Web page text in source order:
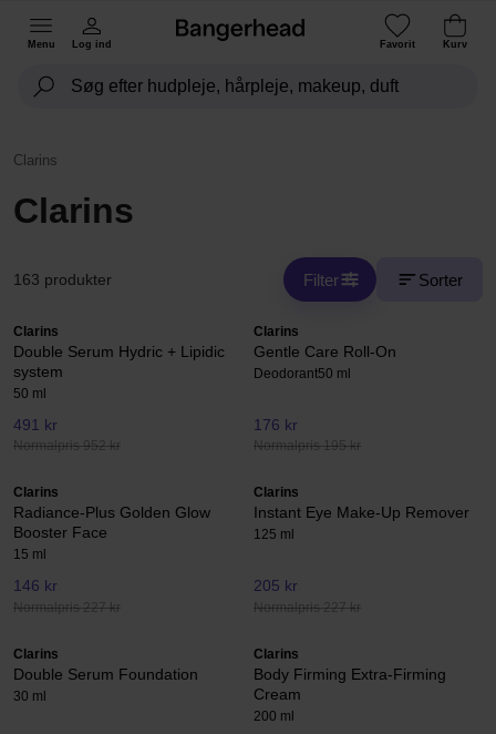
Menu Log ind Favorit Kurv
Clarins
Clarins
163 produkter Filter Sorter
Clarins
Double Serum Hydric + Lipidic
system
50 ml
491 kr
Normalpris 952 kr
Clarins
Gentle Care Roll-On
Deodorant50 ml
176 kr
Normalpris 195 kr
Clarins
Radiance-Plus Golden Glow
Booster Face
15 ml
146 kr
Normalpris 227 kr
Clarins
Instant Eye Make-Up Remover
125 ml
205 kr
Normalpris 227 kr
Clarins
Double Serum Foundation
30 ml
Clarins
Body Firming Extra-Firming
Cream
200 ml